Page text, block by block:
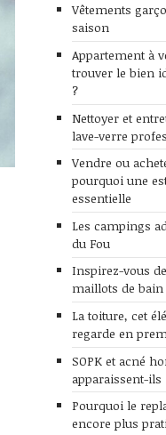
Vêtements
saison
Appartement à
trouver le bien
?
Nettoyer et
lave-verre
Vendre ou
pourquoi une
essentielle
Les campings
du Fou
Inspirez-vous
maillots de bain
La toiture, cet
regarde en
SOPK et acné
apparaissent-ils
Pourquoi le
encore plus